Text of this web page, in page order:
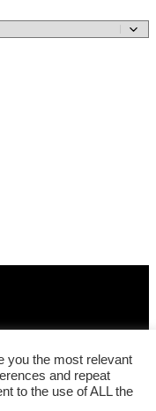
you the most relevant
and repeat
to the use of ALL the